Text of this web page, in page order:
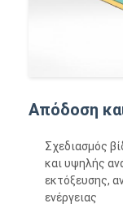
Απόδοση
Σχεδιασμός
και υψηλής
εκτόξευσης,
ενέργειας